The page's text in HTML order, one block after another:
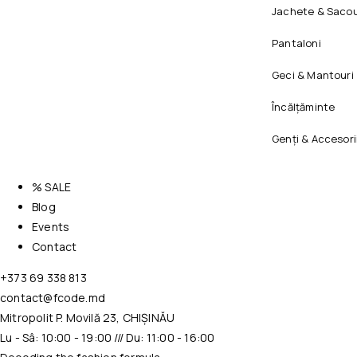
Jachete &
Pantaloni
Geci & Mantouri
Încălțăminte
Genți &
% SALE
Blog
Events
Contact
+373 69 338 813
contact@fcode.md
Mitropolit P. Movilă 23, CHIȘINĂU
Lu - Sâ: 10:00 - 19:00 /// Du: 11:00 - 16:00